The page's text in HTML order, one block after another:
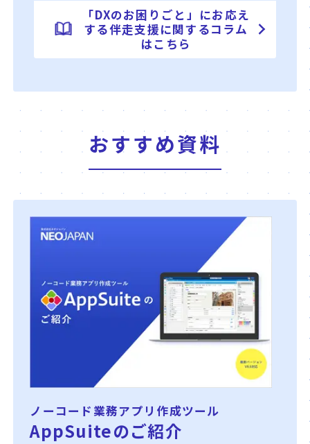
「DXのお困りごと」にお応え
する伴走支援に関するコラム
はこちら
おすすめ資料
ノーコード業務アプリ作成ツール
AppSuiteのご紹介